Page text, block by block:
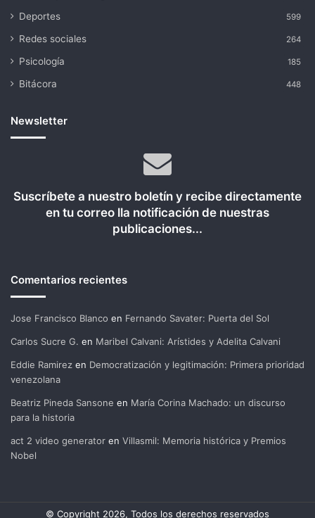
Deportes 599
Redes sociales 264
Psicología 185
Bitácora 448
Newsletter
Suscríbete a nuestro boletín y recibe directamente
en tu correo lla notificación de nuestras
publicaciones...
Comentarios recientes
Jose Francisco Blanco en Fernando Savater: Puerta del Sol
Carlos Sucre G. en Maribel Calvani: Arístides y Adelita Calvani
Eddie Ramirez en Democratización y legitimación: Primera prioridad
venezolana
Beatriz Pineda Sansone en María Corina Machado: un discurso
para la historia
act 2 video generator en Villasmil: Memoria histórica y Premios
Nobel
© Copyright 2026, Todos los derechos reservados